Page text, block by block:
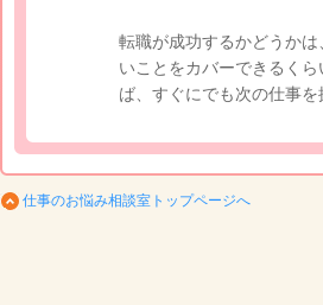
転職が成功するかどうか
いことをカバーできるく
ば、すぐにでも次の仕事を
仕事のお悩み相談室トップページへ